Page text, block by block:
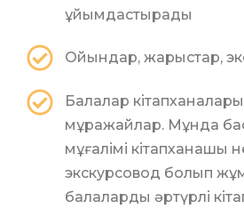
ұйымдастырады
Ойындар, жарыстар,
Балалар
мұражайлар. Мұнда
мұғалімі кітапханашы
экскурсовод болып
балаларды әртүрлі